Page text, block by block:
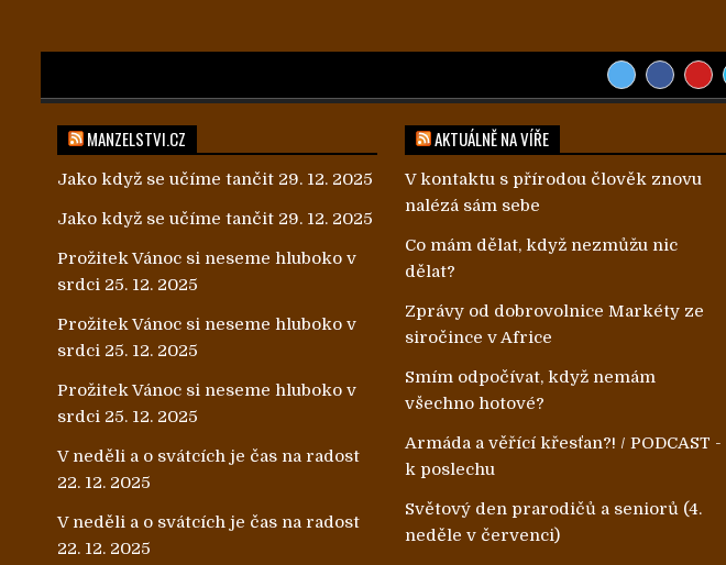
MANZELSTVI.CZ
Jako když se učíme tančit 29. 12. 2025
Jako když se učíme tančit 29. 12. 2025
Prožitek Vánoc si neseme hluboko v
srdci 25. 12. 2025
Prožitek Vánoc si neseme hluboko v
srdci 25. 12. 2025
Prožitek Vánoc si neseme hluboko v
srdci 25. 12. 2025
V neděli a o svátcích je čas na radost
22. 12. 2025
V neděli a o svátcích je čas na radost
22. 12. 2025
AKTUÁLNĚ NA VÍŘE
V kontaktu s přírodou člověk znovu
nalézá sám sebe
Co mám dělat, když nezmůžu nic
dělat?
Zprávy od dobrovolnice Markéty ze
siročince v Africe
Smím odpočívat, když nemám
všechno hotové?
Armáda a věřící křesťan?! / PODCAST -
k poslechu
Světový den prarodičů a seniorů (4.
neděle v červenci)